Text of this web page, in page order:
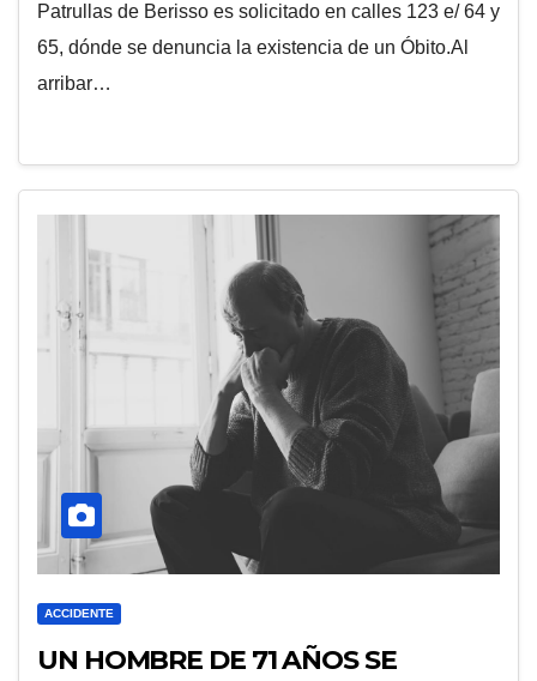
Patrullas de Berisso es solicitado en calles 123 e/ 64 y
65, dónde se denuncia la existencia de un Óbito.Al
arribar…
ACCIDENTE
UN HOMBRE DE 71 AÑOS SE